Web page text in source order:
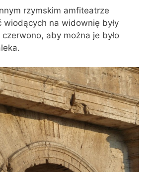
rzymskim amfiteatrze
wiodących na widownię były
aby można je było